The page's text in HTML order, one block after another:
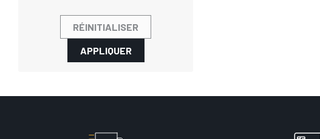
RÉINITIALISER
APPLIQUER